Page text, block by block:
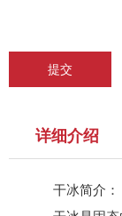
提交
详细介绍
干冰简介：